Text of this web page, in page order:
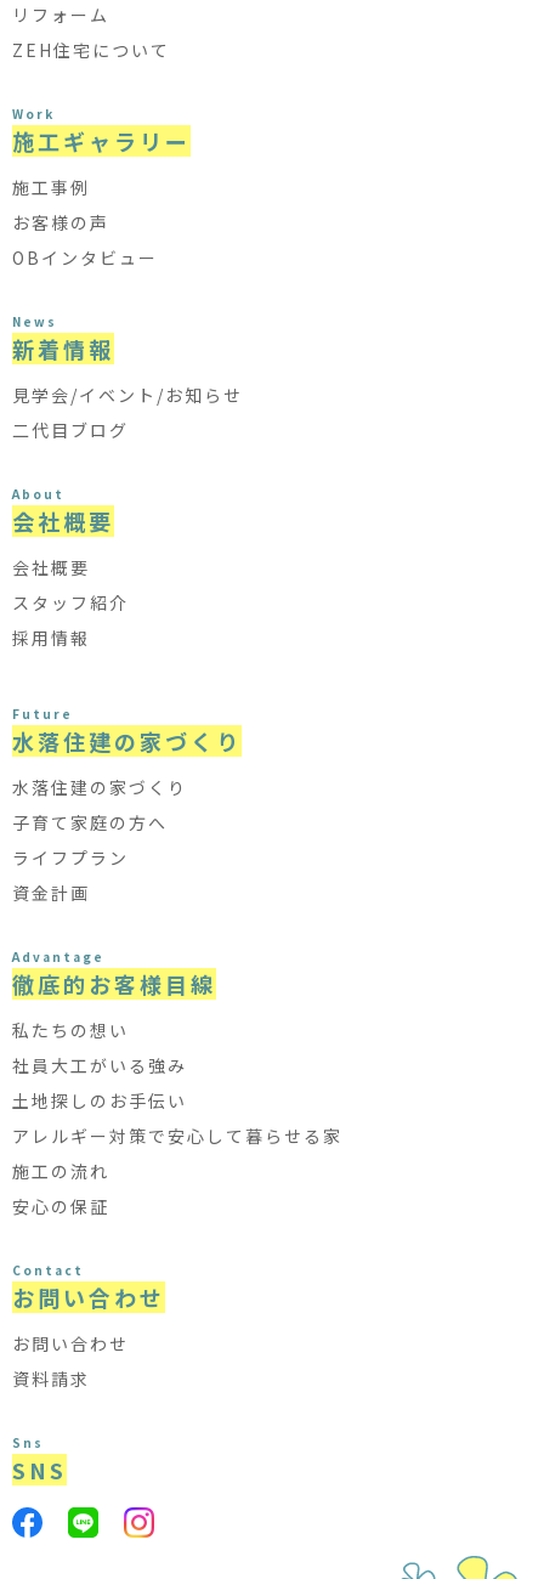
リフォーム
ZEH住宅について
Work
施工ギャラリー
施工事例
お客様の声
OBインタビュー
News
新着情報
見学会/イベント/お知らせ
二代目ブログ
About
会社概要
会社概要
スタッフ紹介
採用情報
Future
水落住建の家づくり
水落住建の家づくり
子育て家庭の方へ
ライフプラン
資金計画
Advantage
徹底的お客様目線
私たちの想い
社員大工がいる強み
土地探しのお手伝い
アレルギー対策で安心して暮らせる家
施工の流れ
安心の保証
Contact
お問い合わせ
お問い合わせ
資料請求
Sns
SNS